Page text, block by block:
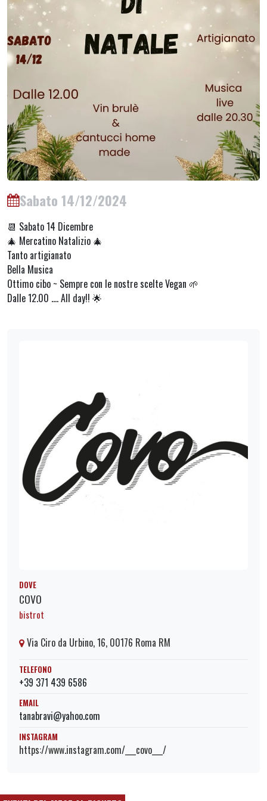
Sabato 14/12/2024
📆 Sabato 14 Dicembre
🎄 Mercatino Natalizio 🎄
Tanto artigianato
Bella Musica
Ottimo cibo ~ Sempre con le nostre scelte Vegan 🌱
Dalle 12.00 …. All day!! 🌟
DOVE
COVO
bistrot
Via Ciro da Urbino, 16, 00176 Roma RM
TELEFONO
+39 371 439 6586
EMAIL
tanabravi@yahoo.com
INSTAGRAM
https://www.instagram.com/___covo___/